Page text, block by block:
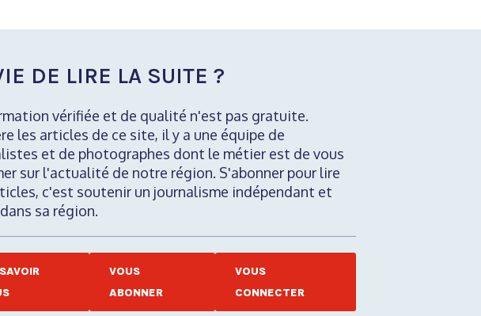
DE LIRE LA SUITE ?
vérifiée et de qualité n'est pas gratuite.
les articles de ce site, il y a une équipe de
et de photographes dont le métier est de vous
sur l'actualité de notre région. S'abonner pour lire
c'est soutenir un journalisme indépendant et
sa région.
VOUS
ABONNER
VOUS
CONNECTER